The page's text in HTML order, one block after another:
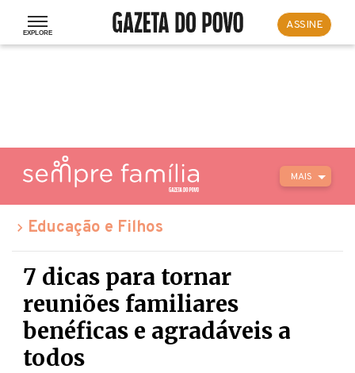
ASSINE
MAIS
Educação e Filhos
7 dicas para tornar
reuniões familiares
benéficas e agradáveis a
todos